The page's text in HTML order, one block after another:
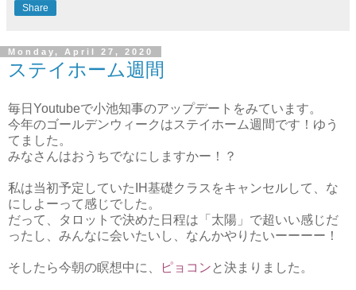
Share
Monday, April 27, 2020
ステイホーム週間
毎日Youtubeで小池知事のアップデートをみています。
今年のゴールデンウィークはステイホーム週間です！ゆう
てました。
みなさんはおうちでなにしますかー！？
私は当初予定していたIH基礎クラスをキャンセルして、な
にしよーって感じでした。
だって、タロットで決めた日程は「太陽」で超いい感じだ
ったし、みんなに会いたいし、なんかやりたいーーーー！
そしたら今朝の瞑想中に、 ピョコン と決まりました。